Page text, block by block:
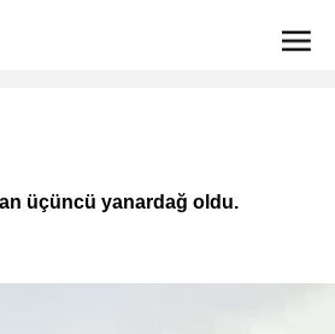
üçüncü yanardağ oldu.